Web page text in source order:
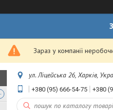
Зараз у компанії
ул. Ліцейська 26, Харків,
+380 (95) 666-54-75 +380